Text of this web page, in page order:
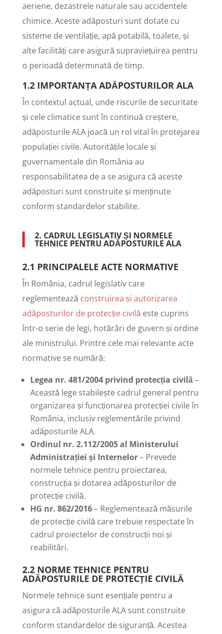
aeriene, dezastrele naturale sau accidentele
chimice. Aceste adăposturi sunt dotate cu
sisteme de ventilație, apă potabilă, toalete, și
alte facilități care asigură supraviețuirea pentru
o perioadă determinată de timp.
1.2 IMPORTANȚA ADĂPOSTURILOR ALA
În contextul actual, unde riscurile de securitate
și cele climatice sunt în continuă creștere,
adăposturile ALA joacă un rol vital în protejarea
populației civile. Autoritățile locale și
guvernamentale din România au
responsabilitatea de a se asigura că aceste
adăposturi sunt construite și menținute
conform standardelor stabilite.
2. CADRUL LEGISLATIV ȘI NORMELE
TEHNICE PENTRU ADĂPOSTURILE ALA
2.1 PRINCIPALELE ACTE NORMATIVE
În România, cadrul legislativ care
reglementează construirea și autorizarea
adăposturilor de protecție civilăeste cuprins
într-o serie de legi, hotărâri de guvern și ordine
ale ministrului. Printre cele mai relevante acte
normative se numără:
Legea nr. 481/2004 privind protecția civilă–
Această lege stabilește cadrul general pentru
organizarea și funcționarea protecției civile în
România, inclusiv reglementările privind
adăposturile ALA.
Ordinul nr. 2.112/2005 al Ministerului
Administrației și Internelor– Prevede
normele tehnice pentru proiectarea,
construcția și dotarea adăposturilor de
protecție civilă.
HG nr. 862/2016– Reglementează măsurile
de protecție civilă care trebuie respectate în
cadrul proiectelor de construcții noi și
reabilitări.
2.2 NORME TEHNICE PENTRU
ADĂPOSTURILE DE PROTECȚIE CIVILĂ
Normele tehnice sunt esențiale pentru a
asigura că adăposturile ALA sunt construite
conform standardelor de siguranță. Acestea